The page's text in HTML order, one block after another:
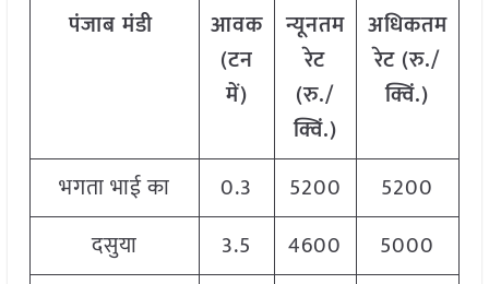
पंजाब मंडी
आवक
(टन
में)
न्यूनतम
रेट
(रु./
क्विं.)
अधिकतम
रेट (रु./
क्विं.)
भगता भाई का 0.3 5200 5200
दसुया
3.5 4600 5000